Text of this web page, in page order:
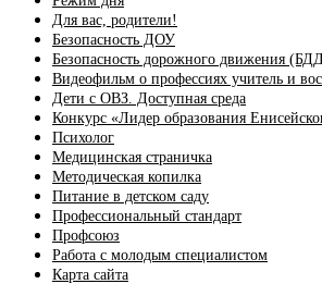
Для вас, родители!
Безопасность ДОУ
Безопасность дорожного движения
Видеофильм о профессиях учитель и
Дети с ОВЗ. Доступная среда
Конкурс «Лидер образования
Психолог
Медицинская страничка
Методическая копилка
Питание в детском саду
Профессиональный стандарт
Профсоюз
Работа с молодым специалистом
Карта сайта